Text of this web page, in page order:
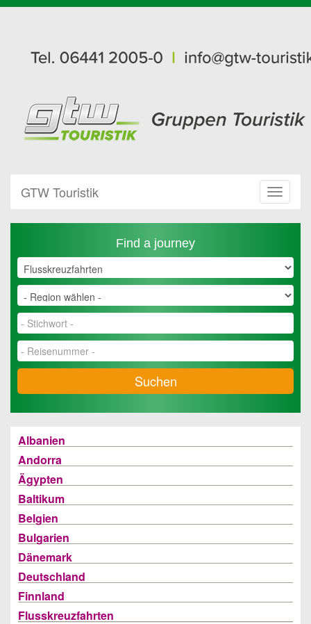
Toggle
GTW Touristik
Find a journey
Suchen
Albanien
Andorra
Ägypten
Baltikum
Belgien
Bulgarien
Dänemark
Deutschland
Finnland
Flusskreuzfahrten